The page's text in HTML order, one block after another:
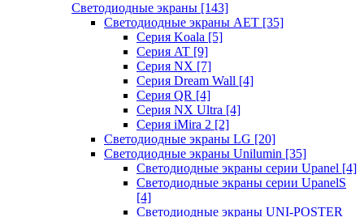
Светодиодные экраны [143]
Светодиодные экраны AET [35]
Cерия Koala [5]
Серия AT [9]
Серия NX [7]
Серия Dream Wall [4]
Серия QR [4]
Серия NX Ultra [4]
Серия iMira 2 [2]
Светодиодные экраны LG [20]
Светодиодные экраны Unilumin [35]
Светодиодные экраны серии Upanel [4]
Светодиодные экраны серии UpanelS
[4]
Светодиодные экраны UNI-POSTER